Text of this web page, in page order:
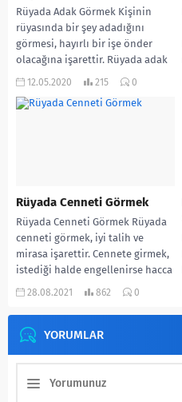
Rüyada Adak Görmek Kişinin
rüyasında bir şey adadığını
görmesi, hayırlı bir işe önder
olacağına işarettir. Rüyada adak
adadığını görmek, kişinin...
12.05.2020 215 0
Rüyada Cenneti Görmek
Rüyada Cenneti Görmek Rüyada
cenneti görmek, iyi talih ve
mirasa işarettir. Cennete girmek,
istediği halde engellenirse hacca
gidemeyeceğine işarettir.
28.08.2021 862 0
YORUMLAR